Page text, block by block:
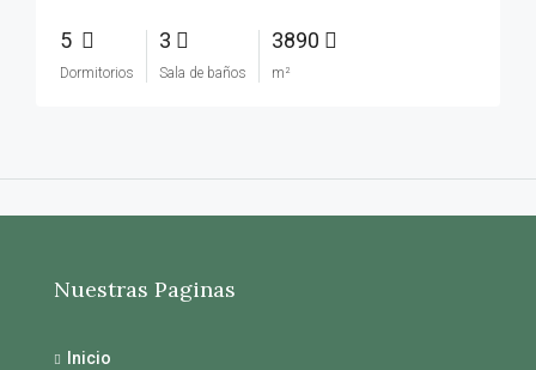
5
Dormitorios
3
Sala de baños
3890
m²
Nuestras Paginas
Inicio